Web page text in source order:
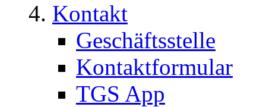
Kontakt
Geschäftsstelle
Kontaktformular
TGS App